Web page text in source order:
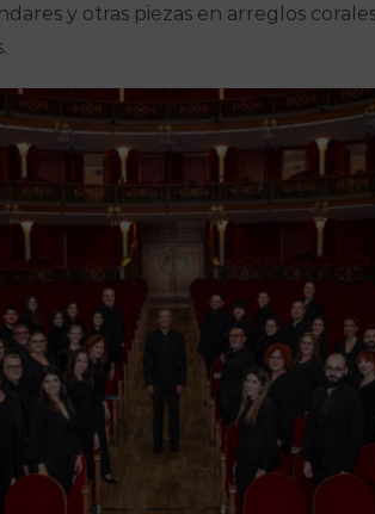
y otras piezas en arreglos